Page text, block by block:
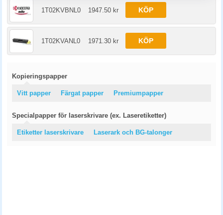
1T02KVBNL0 1947.50 kr KÖP
1T02KVANL0 1971.30 kr KÖP
Kopieringspapper
Vitt papper Färgat papper Premiumpapper
Specialpapper för laserskrivare (ex. Laseretiketter)
Etiketter laserskrivare Laserark och BG-talonger